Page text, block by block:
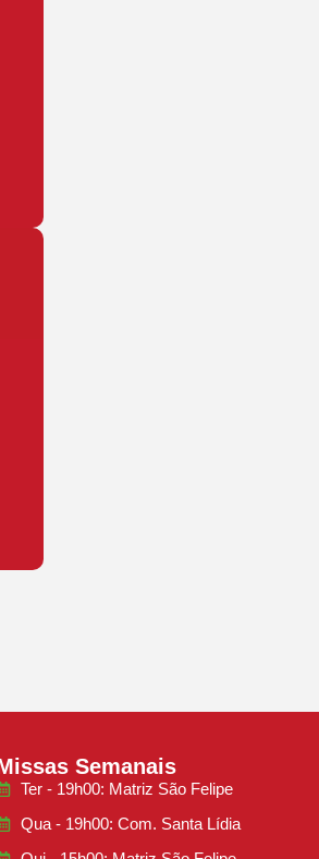
Semanais
Ter - 19h00: Matriz São Felipe
Qua - 19h00: Com. Santa Lídia